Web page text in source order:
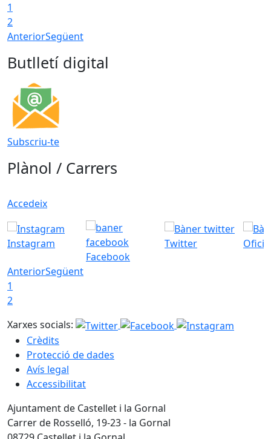
1
2
AnteriorSegüent
Butlletí digital
Subscriu-te
Plànol / Carrers
Accedeix
Instagram
Facebook
Twitter
AnteriorSegüent
1
2
Xarxes socials:
Crèdits
Protecció de dades
Avís legal
Accessibilitat
Ajuntament de Castellet i la Gornal
Carrer de Rosselló, 19-23 - la Gornal